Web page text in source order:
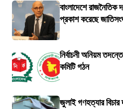
বাংলাদেশে
প্রকাশ করেছে
নির্বাচনী অনিয়ম
কমিটি গঠন
জুলাই গণহত্যার বিচার